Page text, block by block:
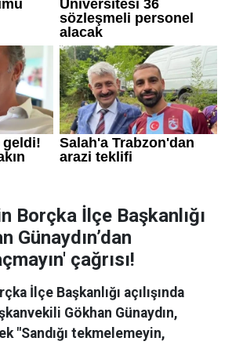
Borçka İlçe Başkanlığı
Günaydın’dan
çağrısı!
İlçe Başkanlığı açılışında
Gökhan Günaydın,
"Sandığı tekmelemeyin,